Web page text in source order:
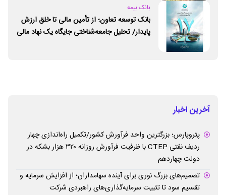
بانک بیمه
بانک توسعه تعاون؛ از تأمین مالی تا خلق ارزش
پایدار/ تحلیل جامعه‌شناختی جایگاه یک نهاد مالی
آخرین اخبار
پتروپارس؛ بزرگترین واحد فرآورش کشور/تکمیل راه‌اندازی چهار
ردیف نفتی CTEP با ظرفیت فرآورش روزانه ۳۲۰ هزار بشکه در
دولت چهاردهم
تصمیم‌های بزرگ نوری برای آینده سهامداران؛ از افزایش سرمایه و
تقسیم سود تا تثبیت سرمایه‌گذاری‌های راهبردی شرکت